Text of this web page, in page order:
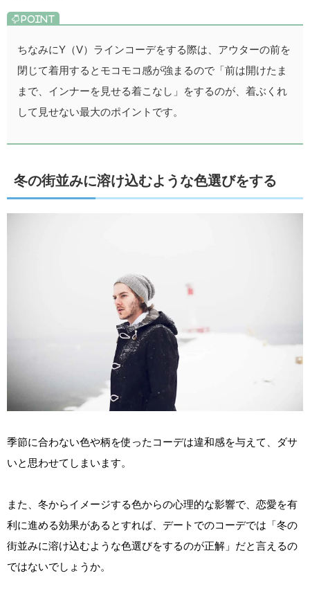
ちなみにY（V）ラインコーデをする際は、アウターの前を
閉じて着用するとモコモコ感が強まるので「前は開けたま
まで、インナーを見せる着こなし」をするのが、着ぶくれ
して見せない最大のポイントです。
冬の街並みに溶け込むような色選びをする
季節に合わない色や柄を使ったコーデは違和感を与えて、ダサ
いと思わせてしまいます。
また、冬からイメージする色からの心理的な影響で、恋愛を有
利に進める効果があるとすれば、デートでのコーデでは「冬の
街並みに溶け込むような色選びをするのが正解」だと言えるの
ではないでしょうか。